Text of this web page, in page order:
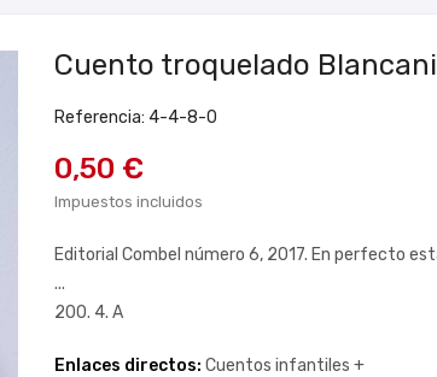
Cuento troquelado
Referencia: 4-4-8-0
0,50 €
Impuestos incluidos
Editorial Combel número 6, 2017. En perfecto
...
200. 4. A
Enlaces directos: Cuentos infantiles +